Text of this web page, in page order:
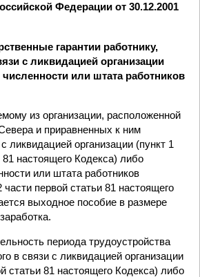
Федерации от 30.12.2001
гарантии работнику,
с ликвидацией организации
или штата работников
из организации, расположенной
и приравненных к ним
ликвидацией организации (пункт 1
81 настоящего Кодекса) либо
или штата работников
части первой статьи 81 настоящего
выходное пособие в размере
периода трудоустройства
в связи с ликвидацией организации
статьи 81 настоящего Кодекса) либо